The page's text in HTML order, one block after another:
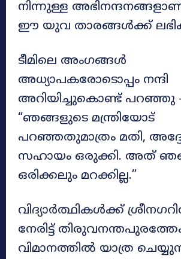
നിന്നുള്ള
ഈ യുവ താരങ്ങൾക്ക്
ടീമിലെ അംഗങ്ങൾ
അധ്യാപകരോടൊപ്പം നന്ദി
അറിയിച്ചുകൊണ്ട് പറഞ്ഞു
“ഞങ്ങളുടെ മന്ത്രിയോട്
പറഞ്ഞതുമാത്രം മതി,
സഹായം ഒരുക്കി. അത്
ഒരിക്കലും മറക്കില്ല.”
വിദ്യാർത്ഥികൾക്ക്
നേരിട്ട്
വിമാനത്തിൽ യാത്ര